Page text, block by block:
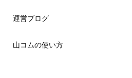
運営ブログ
山コムの使い方